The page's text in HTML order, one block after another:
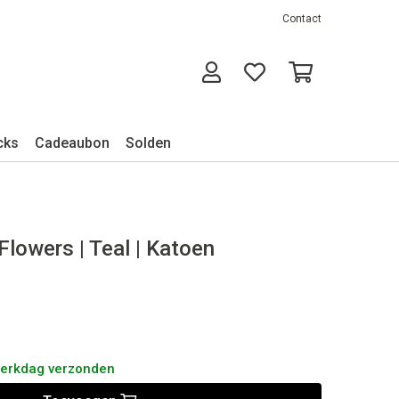
Contact
Cadeaubon Solden
| Teal | Katoen
verzonden